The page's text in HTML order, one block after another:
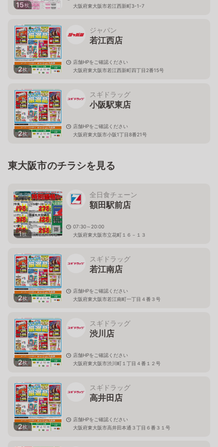
15枚
大阪府東大阪市若江西新町3-1-7
2枚
ジャパン
若江西店
店舗HPをご確認ください
大阪府東大阪市若江西新町四丁目2番15号
2枚
スギドラッグ
小阪駅東店
店舗HPをご確認ください
大阪府東大阪市小阪1丁目8番21号
東大阪市のチラシを見る
1枚
全日食チェーン
額田駅前店
07:30～20:00
大阪府東大阪市立花町１６－１３
2枚
スギドラッグ
若江南店
店舗HPをご確認ください
大阪府東大阪市若江南町一丁目４番３号
2枚
スギドラッグ
渋川店
店舗HPをご確認ください
大阪府東大阪市渋川町１丁目４番１２号
2枚
スギドラッグ
高井田店
店舗HPをご確認ください
大阪府東大阪市高井田本通３丁目６番３１号